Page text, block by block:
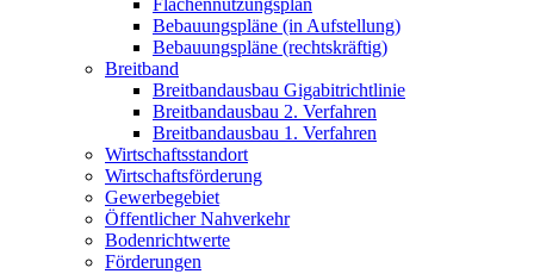
Flächennutzungsplan
Bebauungspläne (in Aufstellung)
Bebauungspläne (rechtskräftig)
Breitband
Breitbandausbau Gigabitrichtlinie
Breitbandausbau 2. Verfahren
Breitbandausbau 1. Verfahren
Wirtschaftsstandort
Wirtschaftsförderung
Gewerbegebiet
Öffentlicher Nahverkehr
Bodenrichtwerte
Förderungen